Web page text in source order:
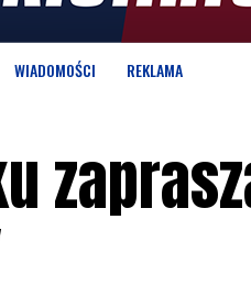
WIADOMOŚCI REKLAMA